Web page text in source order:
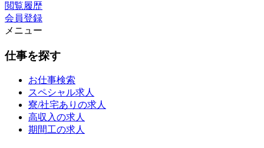
閲覧履歴
会員登録
メニュー
仕事を探す
お仕事検索
スペシャル求人
寮/社宅ありの求人
高収入の求人
期間工の求人